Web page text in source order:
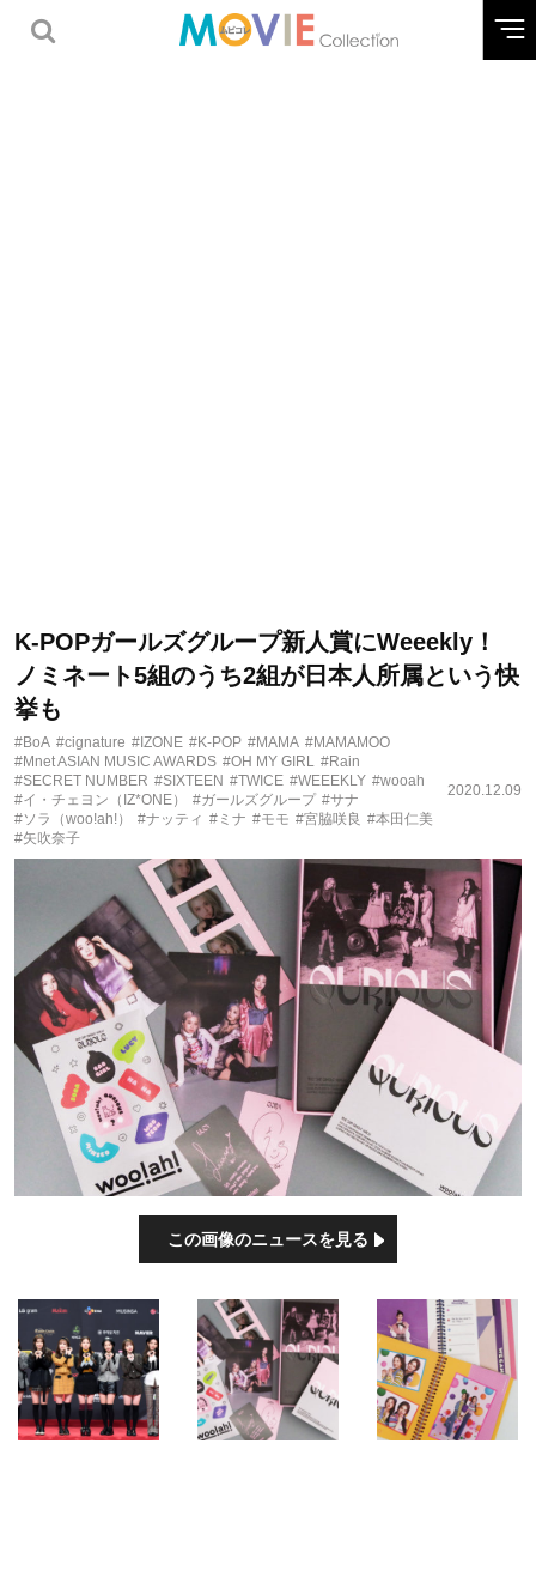
K-POPガールズグループ新人賞にWeeekly！
ノミネート5組のうち2組が日本人所属という快
挙も
#BoA #cignature #IZONE #K-POP #MAMA #MAMAMOO
#Mnet ASIAN MUSIC AWARDS #OH MY GIRL #Rain
#SECRET NUMBER #SIXTEEN #TWICE #WEEEKLY #wooah
#イ・チェヨン（IZ*ONE）
#ガールズグループ #サナ
#ソラ（woo!ah!）
#ナッティ #ミナ #モモ #宮脇咲良 #本田仁美
#矢吹奈子
2020.12.09
この画像のニュースを見る